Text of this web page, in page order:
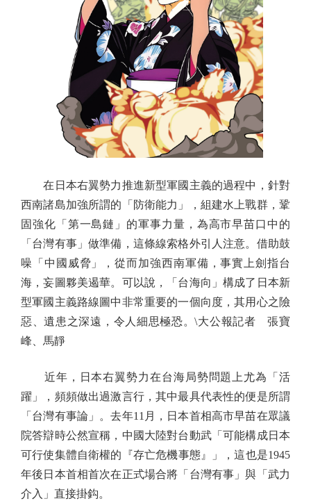
在日本右翼勢力推進新型軍國主義的過程中，針對
西南諸島加強所謂的「防衛能力」，組建水上戰群，鞏
固強化「第一島鏈」的軍事力量，為高市早苗口中的
「台灣有事」做準備，這條線索格外引人注意。借助鼓
噪「中國威脅」，從而加強西南軍備，事實上劍指台
海，妄圖夥美遏華。可以說，「台海向」構成了日本新
型軍國主義路線圖中非常重要的一個向度，其用心之險
惡、遺患之深遠，令人細思極恐。\大公報記者 張寶
峰、馬靜
近年，日本右翼勢力在台海局勢問題上尤為「活
躍」，頻頻做出過激言行，其中最具代表性的便是所謂
「台灣有事論」。去年11月，日本首相高市早苗在眾議
院答辯時公然宣稱，中國大陸對台動武「可能構成日本
可行使集體自衛權的『存亡危機事態』」，這也是1945
年後日本首相首次在正式場合將「台灣有事」與「武力
介入」直接掛鈎。